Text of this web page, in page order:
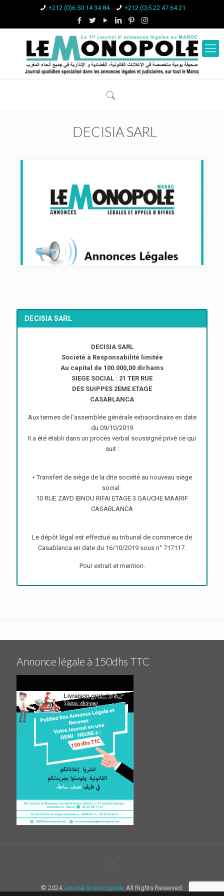
+212 (0)6 50 14 34 84 +212 (0)5 22 47 64 21
DECISIA SARL
DECISIA SARL
DECISIA SARL
Société à Responsabilité limitée
Au capital de 100.000,00 dirhams
SIEGE SOCIAL : 21 TER RUE
DES SUIPPES 2EME ETAGE
CASABLANCA
Aux termes de l’assemblée générale extraordinaire en date
du 09/10/2019
Il a été établi dans un procès verbal soussigné privé ce qui
suit :
• Transfert de siège de la dite société au nouveau siège
social :
10 RUE ZAYD IBNOU RIFAI ETAGE 3 GAUCHE MAARIF
CASABLANCA
Le dépôt légal est effectué au tribunal de commerce de
Casablanca en date du 16/10/2019 sous n° 717117.
Pour extrait et mention.
Annonce légale à 150dhs TTC
© 2024Journal le monopole. All Rights Reserved.